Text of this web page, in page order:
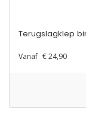
Terugslagklep
Vanaf € 24,90